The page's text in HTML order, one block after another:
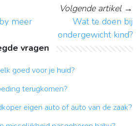
meer
Volgende artikel→
Wat te doen bij
ondergewicht kind?
vragen
goed voor je huid?
terugkomen?
eigen auto of auto van de zaak?